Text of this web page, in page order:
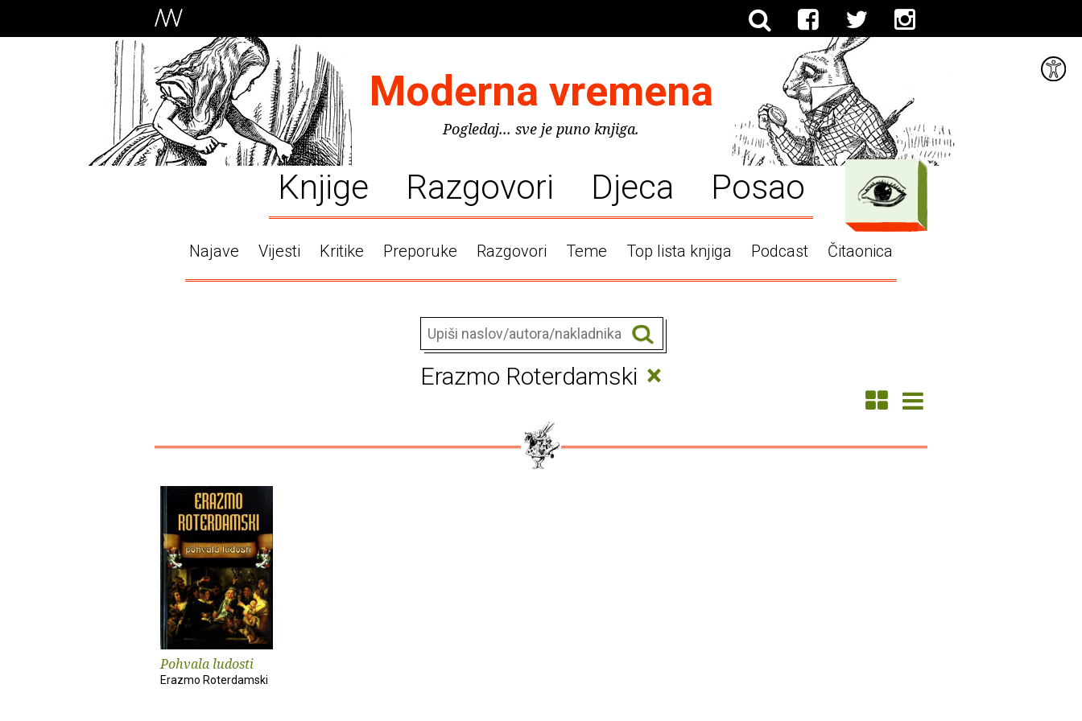
Moderna vremena
Pogledaj... sve je puno knjiga.
Knjige Razgovori Djeca Posao
Najave Vijesti Kritike Preporuke Razgovori Teme Top lista knjiga Podcast Čitaonica
Erazmo Roterdamski ×
Pohvala ludosti
Erazmo Roterdamski